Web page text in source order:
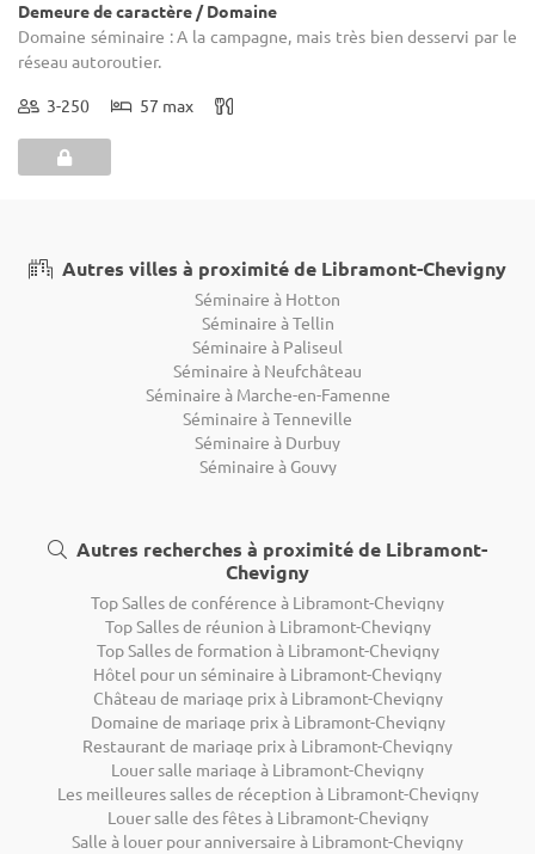
Demeure de caractère / Domaine
Domaine séminaire : A la campagne, mais très bien desservi par le
réseau autoroutier.
3-250 57 max
Autres villes à proximité de Libramont-Chevigny
Séminaire à Hotton
Séminaire à Tellin
Séminaire à Paliseul
Séminaire à Neufchâteau
Séminaire à Marche-en-Famenne
Séminaire à Tenneville
Séminaire à Durbuy
Séminaire à Gouvy
Autres recherches à proximité de Libramont-
Chevigny
Top Salles de conférence à Libramont-Chevigny
Top Salles de réunion à Libramont-Chevigny
Top Salles de formation à Libramont-Chevigny
Hôtel pour un séminaire à Libramont-Chevigny
Château de mariage prix à Libramont-Chevigny
Domaine de mariage prix à Libramont-Chevigny
Restaurant de mariage prix à Libramont-Chevigny
Louer salle mariage à Libramont-Chevigny
Les meilleures salles de réception à Libramont-Chevigny
Louer salle des fêtes à Libramont-Chevigny
Salle à louer pour anniversaire à Libramont-Chevigny